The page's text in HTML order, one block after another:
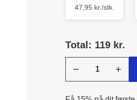
47,95 kr./stk.
Total: 119 kr.